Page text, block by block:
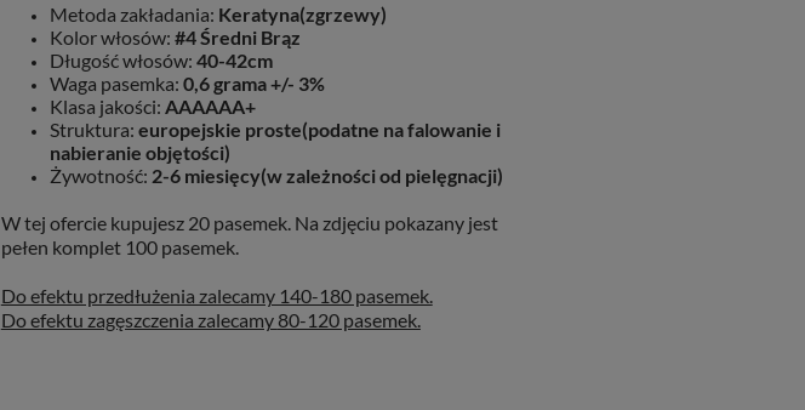
Metoda zakładania: Keratyna(zgrzewy)
Kolor włosów: #4 Średni Brąz
Długość włosów: 40-42cm
Waga pasemka: 0,6 grama +/- 3%
Klasa jakości: AAAAAA+
Struktura: europejskie proste(podatne na falowanie i
nabieranie objętości)
Żywotność: 2-6 miesięcy(w zależności od pielęgnacji)
W tej ofercie kupujesz 20 pasemek. Na zdjęciu pokazany jest
pełen komplet 100 pasemek.
Do efektu przedłużenia zalecamy 140-180 pasemek.
Do efektu zagęszczenia zalecamy 80-120 pasemek.